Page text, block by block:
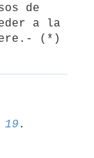
de
a la
19